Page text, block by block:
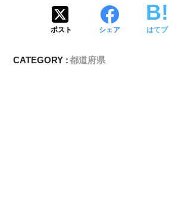
ポスト シェア はてブ
CATEGORY :都道府県